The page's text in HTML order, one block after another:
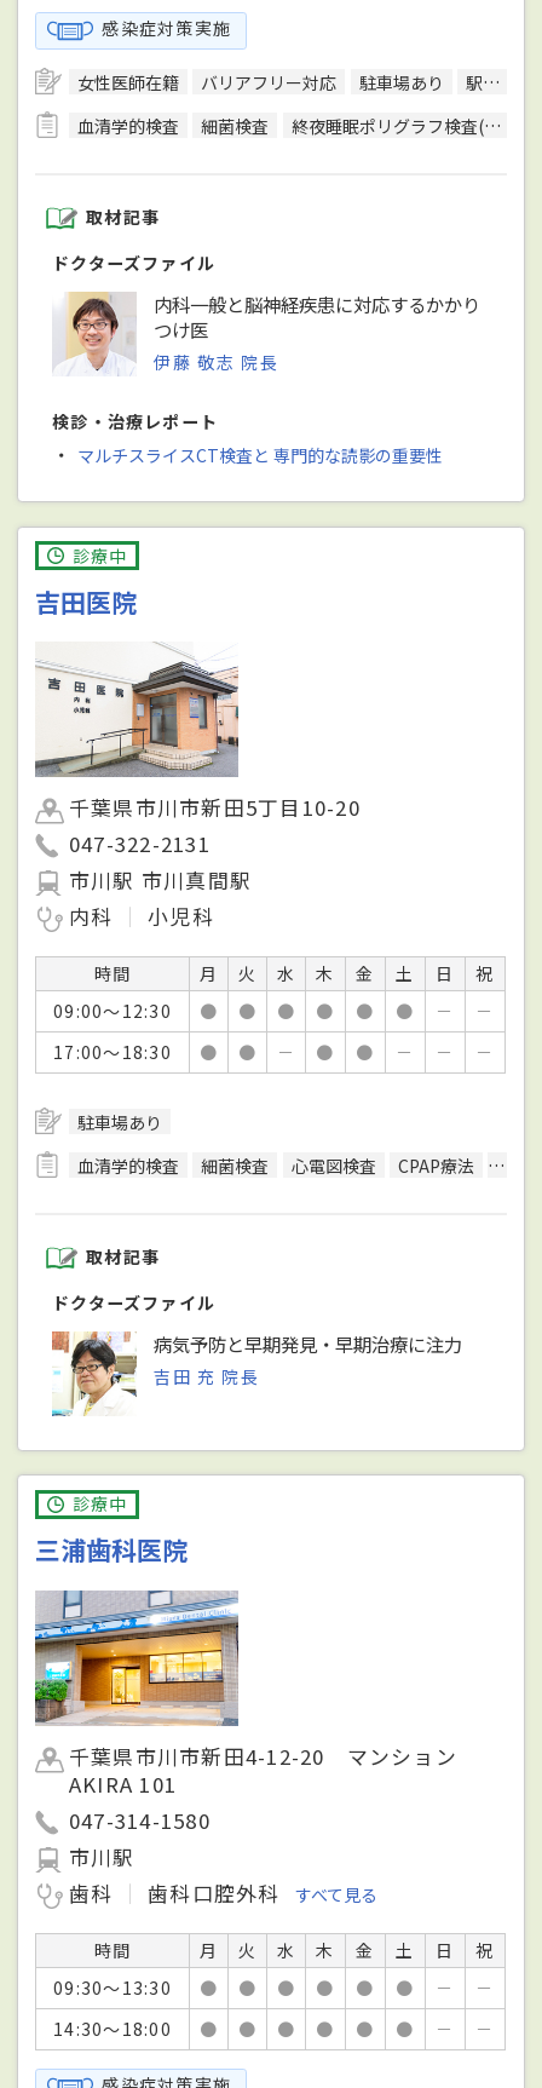
感染症対策実施
女性医師在籍 バリアフリー対応 駐車場あり
駅徒歩5分圏内
血清学的検査
細菌検査 終夜睡眠ポリグラフ検査(PSG)
取材記事
ドクターズファイル
内科一般と脳神経疾患に対応するかかり
つけ医
伊藤 敬志 院長
検診・治療レポート
・ マルチスライスCT検査と 専門的な読影の重要性
診療中
吉田医院
千葉県市川市新田5丁目10-20
047-322-2131
市川駅 市川真間駅
内科
小児科
時間 月 火 水 木 金 土 日
祝
09:00～12:30
● ● ● ● ● ● －
－
17:00～18:30
● ● － ● ● － － －
駐車場あり
血清学的検査
細菌検査 心電図検査 CPAP療法 尿検
取材記事
ドクターズファイル
病気予防と早期発見・早期治療に注力
吉田 充 院長
診療中
三浦歯科医院
千葉県市川市新田4-12-20 マンション
AKIRA 101
047-314-1580
市川駅
歯科
歯科口腔外科 すべて見る
時間 月 火 水 木 金 土 日
祝
09:30～13:30
● ● ● ● ● ● －
－
14:30～18:00
● ● ● ● ● ● － －